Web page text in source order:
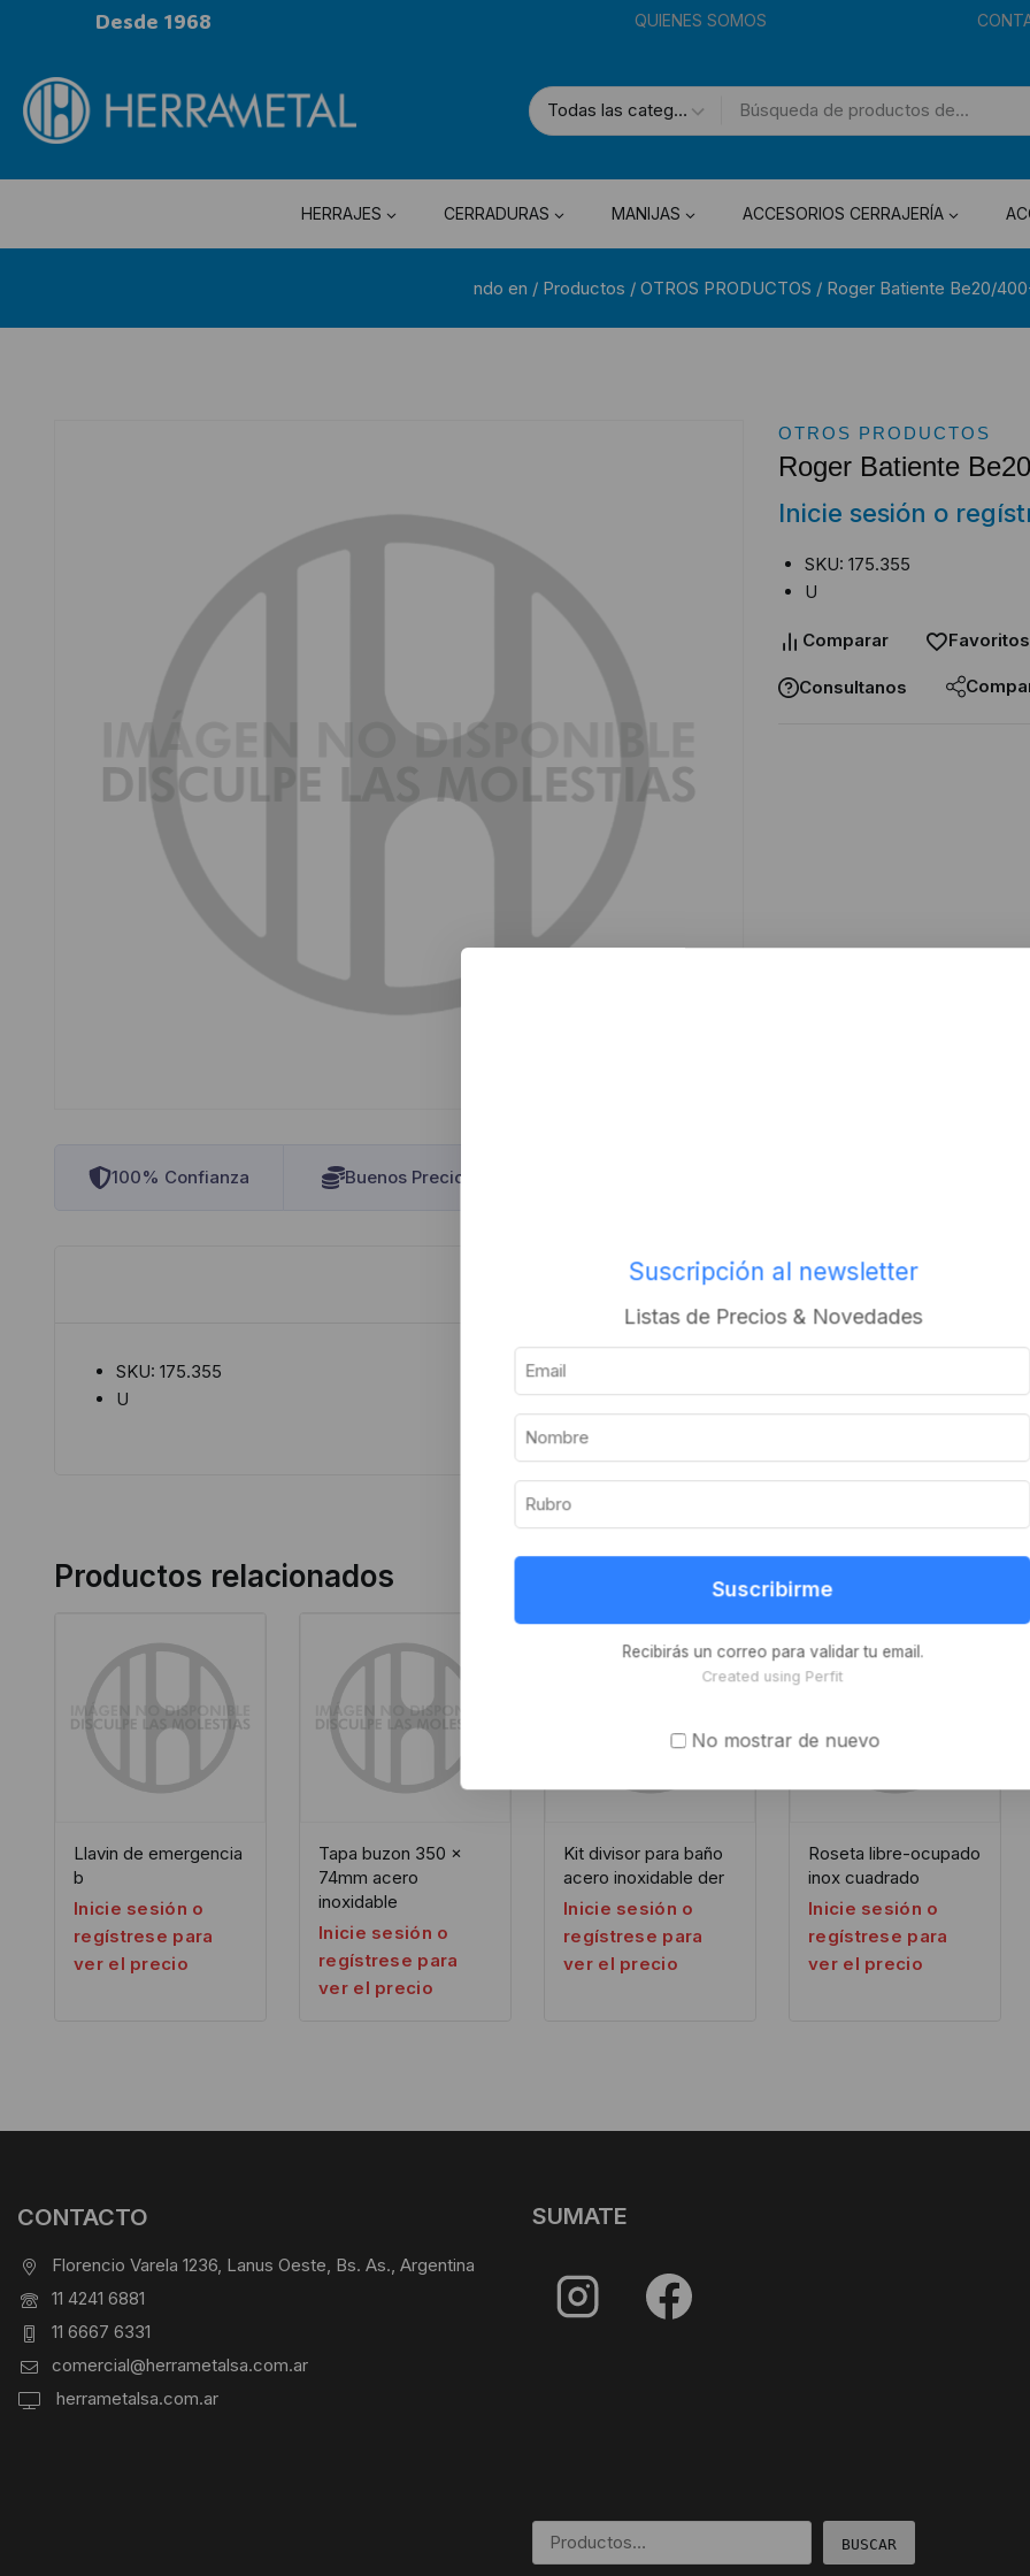
Desde 1968 QUIENES SOMOS
HERRAJES CERRADURAS MANIJAS ACCESORIOS CERRAJERÍA
ndo en / Productos / OTROS PRODUCTOS / Roger Batiente Be20/
100% Confianza Buenos Precios
OTROS PRODUCTOS
Roger Batiente
Inicie sesión o
SKU: 175.355
U
Comparar Favoritos
Consultanos
Descripción Información adicional
SKU: 175.355
U
Productos relacionados
Llavin de emergencia
b
Inicie sesión o
regístrese para
ver el precio
Tapa buzon 350 x
74mm acero
inoxidable
Inicie sesión o
regístrese para
ver el precio
Kit divisor para baño
acero inoxidable der
Inicie sesión o
regístrese para
ver el precio
Roseta libre-ocupado
inox cuadrado
Inicie sesión o
regístrese para
ver el precio
CONTACTO
Florencio Varela 1236, Lanus Oeste, Bs. As., Argentina
11 4241 6881
11 6667 6331
comercial@herrametalsa.com.ar
herrametalsa.com.ar
SUMATE
BUSCAR
Suscripción al newsletter
Listas de Precios & Novedades
Suscribirme
Recibirás un correo para validar tu email.
Created using Perfit
No mostrar de nuevo